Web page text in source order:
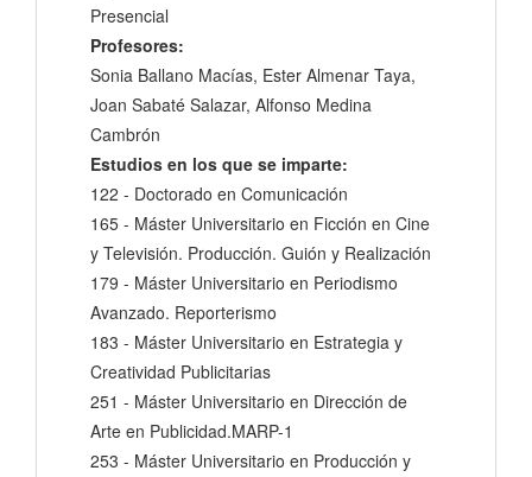
Presencial
Profesores:
Sonia Ballano Macías, Ester Almenar Taya,
Joan Sabaté Salazar, Alfonso Medina
Cambrón
Estudios en los que se imparte:
122 - Doctorado en Comunicación
165 - Máster Universitario en Ficción en Cine
y Televisión. Producción. Guión y Realización
179 - Máster Universitario en Periodismo
Avanzado. Reporterismo
183 - Máster Universitario en Estrategia y
Creatividad Publicitarias
251 - Máster Universitario en Dirección de
Arte en Publicidad.MARP-1
253 - Máster Universitario en Producción y